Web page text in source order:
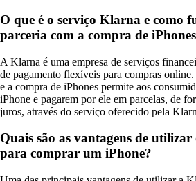
O que é o serviço Klarna e como
parceria com a compra de
A Klarna é uma empresa de serviços
de pagamento flexíveis para compras
e a compra de iPhones permite aos
iPhone e pagarem por ele em parcelas, de
juros, através do serviço oferecido pela
Quais são as vantagens de
para comprar um iPhone?